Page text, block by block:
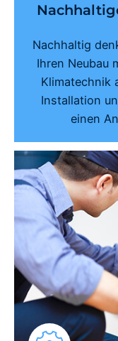
Nachhaltig
Ihren Neubau
Klimatechnik
Installation
einen